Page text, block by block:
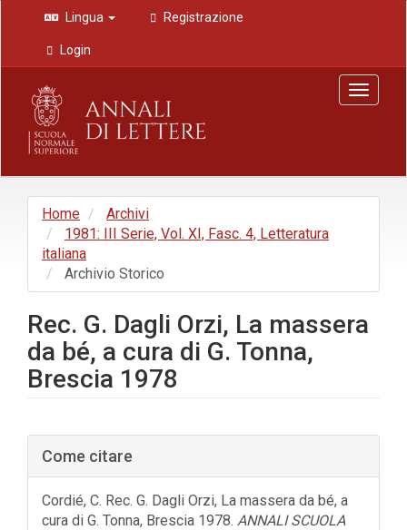
Navigazione
principale
Contenuto
principale
Barra
laterale
Lingua Registrazione
Login
Toggle
Home
Archivi
1981: III Serie, Vol. XI, Fasc. 4, Letteratura
italiana
Archivio Storico
Rec. G. Dagli Orzi, La massera
da bé, a cura di G. Tonna,
Brescia 1978
Barra
laterale
dell'articolo
Come citare
Cordié, C. Rec. G. Dagli Orzi, La massera da bé, a
cura di G. Tonna, Brescia 1978. ANNALI SCUOLA